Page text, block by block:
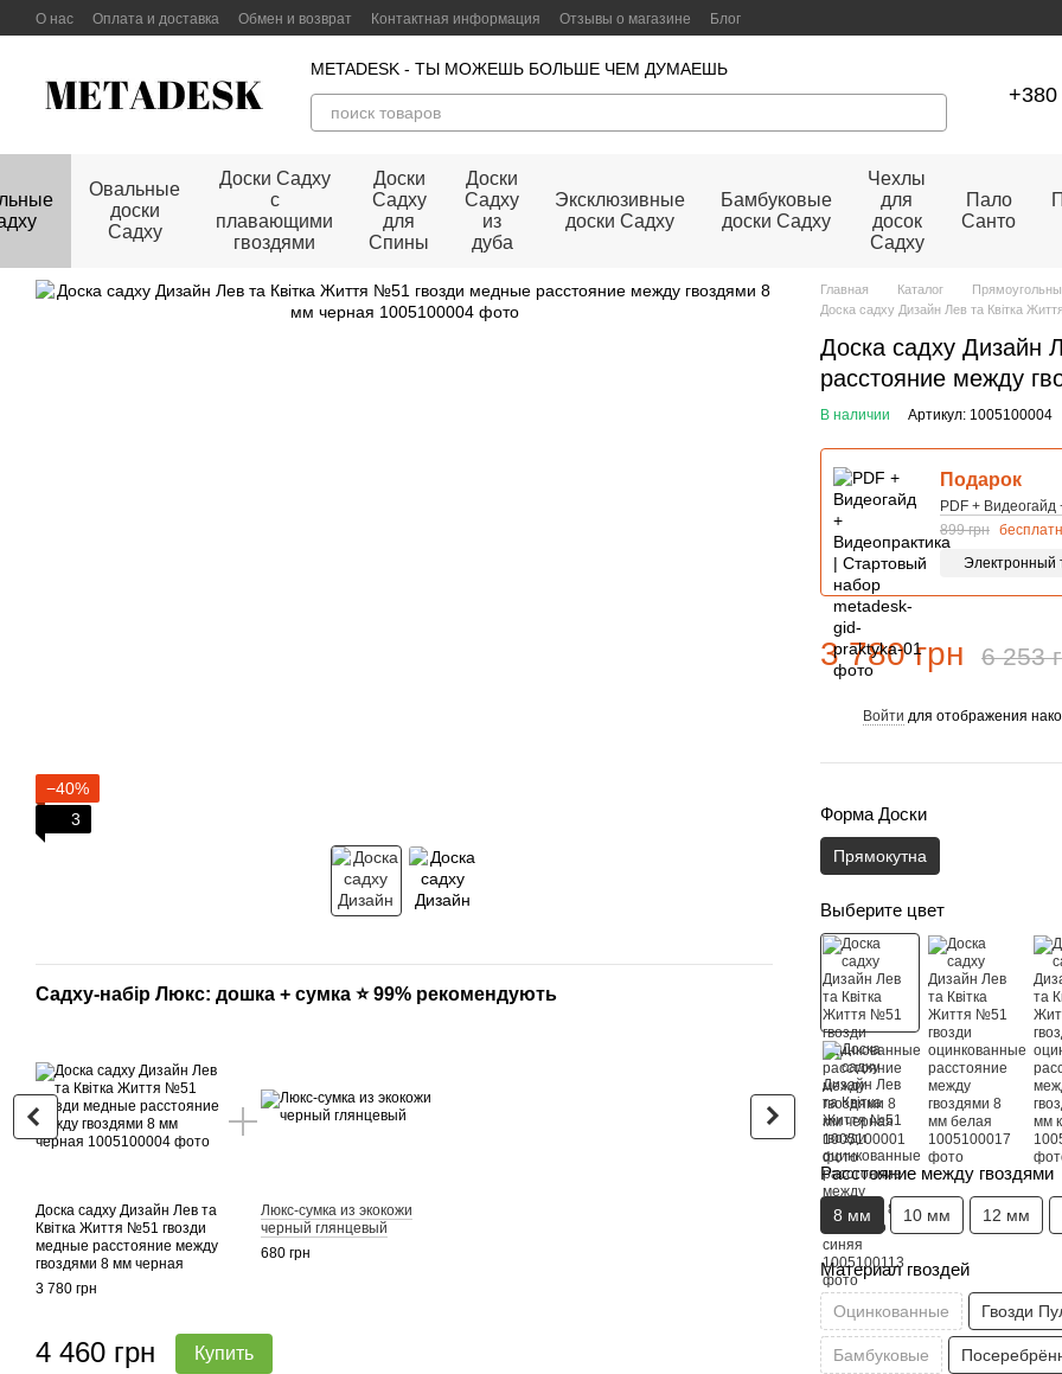
Перейти к основному контенту
О нас Оплата и доставка Обмен и возврат Контактная информация Отзывы о магазине
Блог
METADESK - ТЫ МОЖЕШЬ БОЛЬШЕ ЧЕМ ДУМАЕШЬ
+380
Овальные
доски
Садху
Доски Садху
с
плавающими
гвоздями
Доски
Садху
для
Спины
Доски
Садху
из
дуба
Эксклюзивные
доски Садху
Бамбуковые
доски Садху
Чехлы
для
досок
Садху
Пало
Санто
−40%
3
Садху-набір Люкс: дошка + сумка ⭐ 99% рекомендують
Доска садху Дизайн Лев та
Квітка Життя №51 гвозди
медные расстояние между
гвоздями 8 мм черная
3 780 грн
Люкс-сумка из экокожи
черный глянцевый
680 грн
4 460 грн Купить
Садху-набір: дошка + чохол
Доска садху Дизайн Лев та
Квітка Життя №51 гвозди
медные расстояние между
гвоздями 8 мм черная
3 780 грн
Чехол из
Доски
3 960 грн Купить
Главная Каталог
Доска садху Дизайн Лев та Квітка
Доска садху Дизайн
расстояние между
В наличии Артикул: 1005100004
Подарок
PDF +
899 грн
Электронный
3 780 грн 6 253
Войти для отображения
Форма Доски
Прямокутна
Выберите цвет
Расстояние между гвоздями
8 мм 10 мм 12 мм
Материал гвоздей
Оцинкованные Гвозди
Бамбуковые